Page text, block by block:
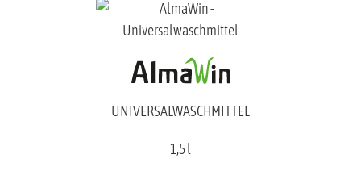
UNIVERSALWASCHMITTEL
1,5 l